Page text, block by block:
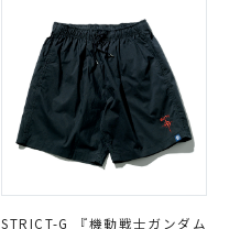
STRICT-G 『機動戦士ガンダム